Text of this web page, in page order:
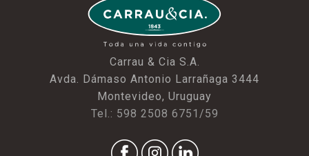
Carrau & Cia S.A.
Avda. Dámaso Antonio Larrañaga 3444
Montevideo, Uruguay
Tel.: 598 2508 6751/59